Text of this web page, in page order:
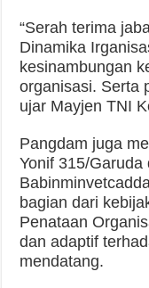
“Serah terima
Dinamika
kesinambungan
organisasi. Serta
ujar Mayjen TNI
Pangdam juga
Yonif 315/
bagian dari
Penataan
dan adaptif
mendatang.